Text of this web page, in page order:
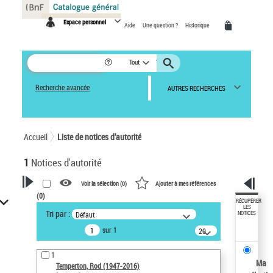
Espace personnel Aide Une question ? Historique
Tout
Recherche avancée AUTRES RECHERCHES
Accueil Liste de notices d’autorité
1 Notices d'autorité
VOTRE RECHERCHE
Recherche avancée dans les
notices d’autorité
Œuvres liées à l'auteur :
Temperton, Rod (1947-2016)
Voir la sélection (0) Ajouter à mes références
(0)
Tri par : Défaut
sur 1
20
résultats/page
1
Temperton, Rod (1947-2016)
RÉCUPÉRER
LES
NOTICES
Ma
Panneau de gestion des cookies